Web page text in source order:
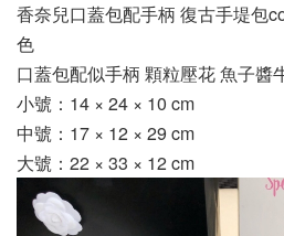
香奈兒口蓋包配手柄 復古手堤包
色
口蓋包配似手柄 顆粒壓花 魚子醬
小號：14 × 24 × 10 cm
中號：17 × 12 × 29 cm
大號：22 × 33 × 12 cm